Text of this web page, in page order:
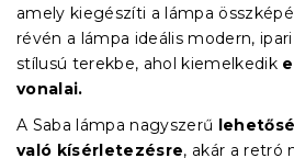
amely kiegészíti a lámpa
révén a lámpa ideális modern,
stílusú terekbe, ahol kiemelkedik
vonalai.
A Saba lámpa nagyszerű
való kísérletezésre, akár a retró